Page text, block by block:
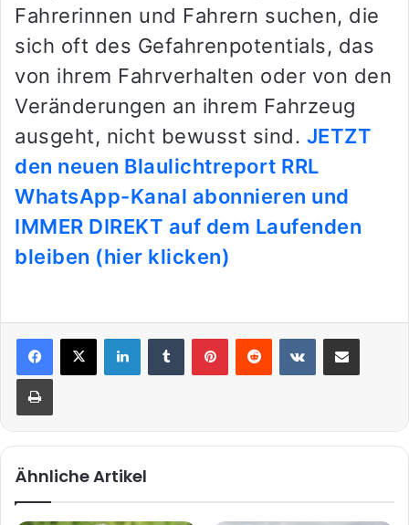
Fahrerinnen und Fahrern suchen, die
sich oft des Gefahrenpotentials, das
von ihrem Fahrverhalten oder von den
Veränderungen an ihrem Fahrzeug
ausgeht, nicht bewusst sind. JETZT
den neuen Blaulichtreport RRL
WhatsApp-Kanal abonnieren und
IMMER DIREKT auf dem Laufenden
bleiben (hier klicken)
LinkedInTumblr PinterestReddit VKontakteTeile per E-Mail
Drucken
Ähnliche Artikel